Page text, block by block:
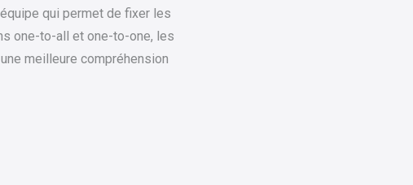
qui permet de fixer les
one-to-all et one-to-one, les
meilleure compréhension